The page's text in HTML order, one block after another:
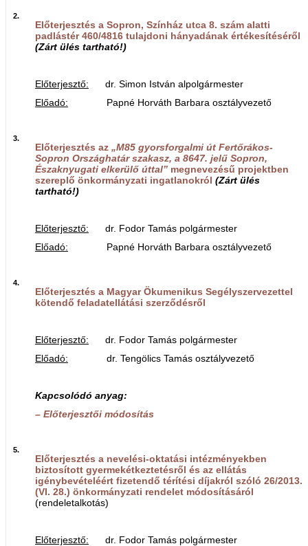
2.
Előterjesztés a Sopron, Színház utca 8. szám alatti
padlástér 460/4816 tulajdoni hányadának értékesítéséről
(Zárt ülés tartható!)
Előterjesztő: dr. Simon István alpolgármester
Előadó: Papné Horváth Barbara osztályvezető
3.
Előterjesztés az „M85 gyorsforgalmi út Fertőrákos-
Sopron Országhatár szakasz, a 8647. jelű Sopron,
Északnyugati elkerülő úttal” megnevezésű projektben
szereplő önkormányzati ingatlanokról (Zárt ülés
tartható!)
Előterjesztő: dr. Fodor Tamás polgármester
Előadó: Papné Horváth Barbara osztályvezető
4.
Előterjesztés a Magyar Ökumenikus Segélyszervezettel
kötendő feladatellátási szerződésről
Előterjesztő: dr. Fodor Tamás polgármester
Előadó: dr. Tengölics Tamás osztályvezető
Kapcsolódó anyag:
– Előterjesztői módosítás
5.
Előterjesztés a nevelési-oktatási intézményekben
biztosított gyermekétkeztetésről és az ellátás
igénybevételéért fizetendő térítési díjakról szóló 26/2013.
(VI. 28.) önkormányzati rendelet módosításáról
(rendeletalkotás)
Előterjesztő: dr. Fodor Tamás polgármester